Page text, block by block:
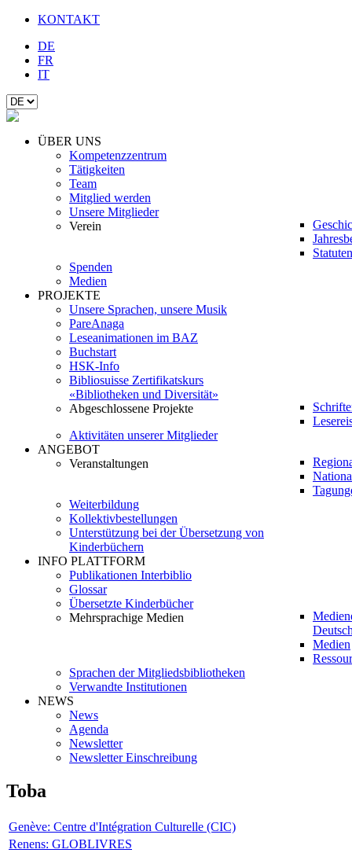
KONTAKT
DE
FR
IT
ÜBER UNS
Kompetenzzentrum
Tätigkeiten
Team
Mitglied werden
Unsere Mitglieder
Verein
Statuten
Spenden
Medien
PROJEKTE
Unsere Sprachen, unsere Musik
PareAnaga
Leseanimationen im BAZ
Buchstart
HSK-Info
Bibliosuisse Zertifikatskurs
«Bibliotheken und Diversität»
Abgeschlossene Projekte
Aktivitäten unserer Mitglieder
ANGEBOT
Veranstaltungen
Weiterbildung
Kollektivbestellungen
Unterstützung bei der Übersetzung von
Kinderbüchern
INFO PLATTFORM
Publikationen Interbiblio
Glossar
Übersetzte Kinderbücher
Mehrsprachige Medien
Medien
Sprachen der Mitgliedsbibliotheken
Verwandte Institutionen
NEWS
News
Agenda
Newsletter
Newsletter Einschreibung
Toba
Genève: Centre d'Intégration Culturelle (CIC)
Renens: GLOBLIVRES